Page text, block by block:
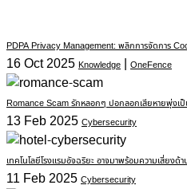
PDPA Privacy Management: พลิกการจัดการ
16 Oct 2025 Knowledge | OneFence
Romance Scam รักหลอกๆ ปอกลอกเสียหายพุ่งเ
13 Feb 2025 Cybersecurity
เทคโนโลยีโรงแรมอัจฉริยะ อาจมาพร้อมความเสี่ยงด้า
11 Feb 2025 Cybersecurity